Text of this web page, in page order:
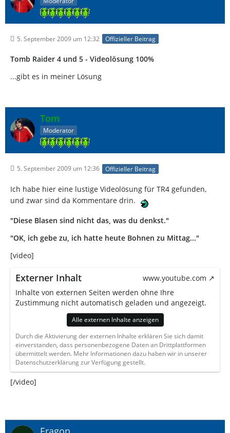
5. September 2009 um 12:32 Offizieller Beitrag
Tomb Raider 4 und 5 - Videolösung 100%
...gibt es in meiner Lösung
Tom
Moderator
5. September 2009 um 12:36 Offizieller Beitrag
Ich habe hier eine lustige Videolösung für TR4 gefunden,
und zwar sind da Kommentare drin.
"Diese Blasen sind nicht das, was du denkst."
"OK, ich gebe zu, ich hatte heute Bohnen zu Mittag..."
[video]
Externer Inhalt
www.youtube.com
Inhalte von externen Seiten werden ohne Ihre
Zustimmung nicht automatisch geladen und angezeigt.
Alle externen Inhalte anzeigen
Durch die Aktivierung der externen Inhalte erklären Sie sich damit
einverstanden, dass personenbezogene Daten an Drittplattformen
übermittelt werden. Mehr Informationen dazu haben wir in unserer
Datenschutzerklärung zur Verfügung gestellt.
[/video]